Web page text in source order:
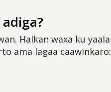
Halkan waxa ku yaala
ama lagaa caawinkaro: